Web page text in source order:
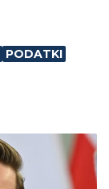
PODATKI